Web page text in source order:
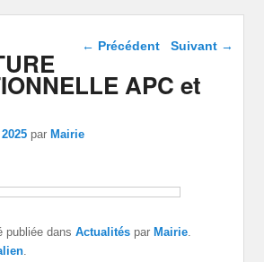
Navigation dans les
← Précédent Suivant →
APC et
parMairie
publiée dansActualités parMairie